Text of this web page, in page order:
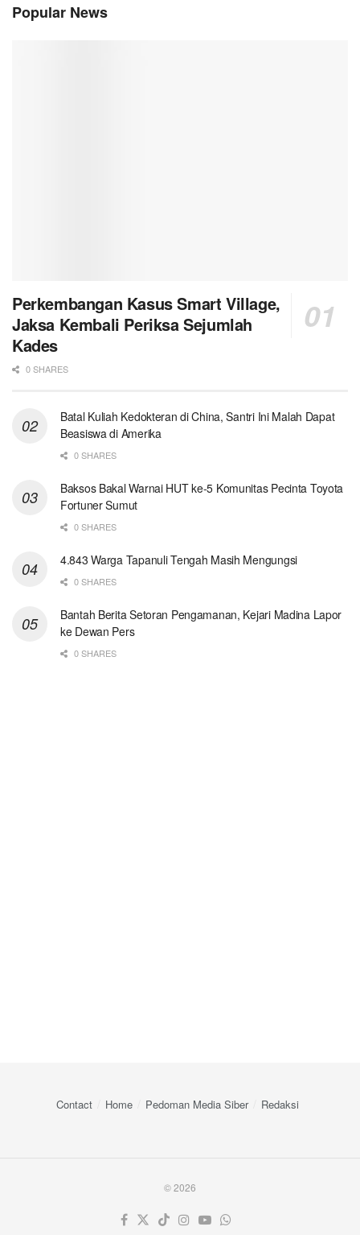
Popular News
Perkembangan Kasus Smart Village,
Jaksa Kembali Periksa Sejumlah
Kades
0 SHARES
Batal Kuliah Kedokteran di China, Santri Ini Malah Dapat
Beasiswa di Amerika
0 SHARES
Baksos Bakal Warnai HUT ke-5 Komunitas Pecinta Toyota
Fortuner Sumut
0 SHARES
4.843 Warga Tapanuli Tengah Masih Mengungsi
0 SHARES
Bantah Berita Setoran Pengamanan, Kejari Madina Lapor
ke Dewan Pers
0 SHARES
Contact Home Pedoman Media Siber Redaksi
© 2026